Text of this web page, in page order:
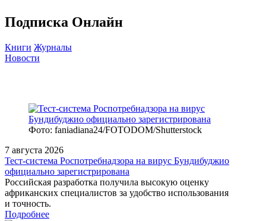
Подписка Онлайн
Книги Журналы
Новости
Фото: faniadiana24/FOTODOM/Shutterstock
7 августа 2026
Тест‑система Роспотребнадзора на вирус Бундибуджио
официально зарегистрирована
Российская разработка получила высокую оценку
африканских специалистов за удобство использования
и точность.
Подробнее